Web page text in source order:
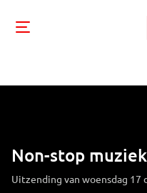
Non-stop muziek
Uitzending van woensdag 17